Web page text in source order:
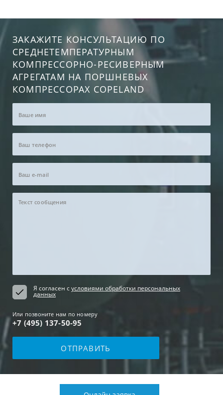
ЗАКАЖИТЕ КОНСУЛЬТАЦИЮ ПО
СРЕДНЕТЕМПЕРАТУРНЫМ
КОМПРЕССОРНО-РЕСИВЕРНЫМ
АГРЕГАТАМ НА ПОРШНЕВЫХ
КОМПРЕССОРАХ COPELAND
Я согласен сусловиями обработки персональных
данных
Или позвоните нам по номеру
+7 (495) 137-50-95